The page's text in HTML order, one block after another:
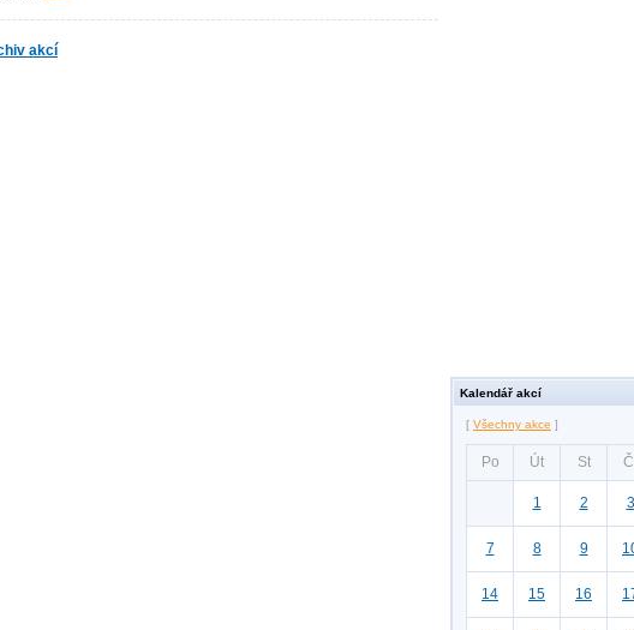
akcí
Kalendář akcí
[ Všechny akce ]
Po Út St
1 2 3
7 8 9
14 15 16